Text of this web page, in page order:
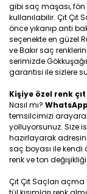
gibi saç maşası,
kullanılabilir. Çıt
önce yıkanıp anti
seçenekte en güzel
ve Bakır saç
serimizde
garantisi ile sizlere
Kişiye özel renk
Nasıl mı?
temsilcimizi
yolluyorsunuz. Size
hazırlayarak
saç boyası ile kendi
renk ve ton
Çıt Çıt Saçları